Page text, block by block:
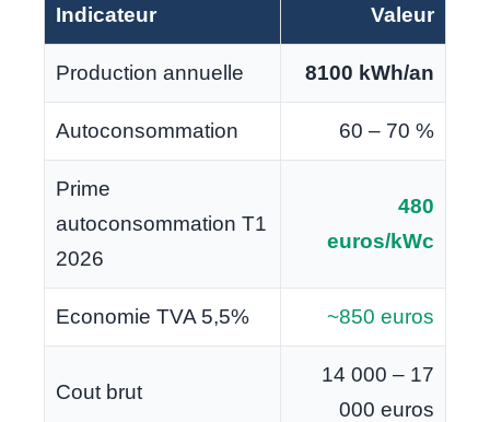
Indicateur Valeur
Production annuelle 8100 kWh/an
Autoconsommation 60 – 70 %
Prime
autoconsommation T1
2026
480
euros/kWc
Economie TVA 5,5% ~850 euros
Cout brut
14 000 – 17
000 euros